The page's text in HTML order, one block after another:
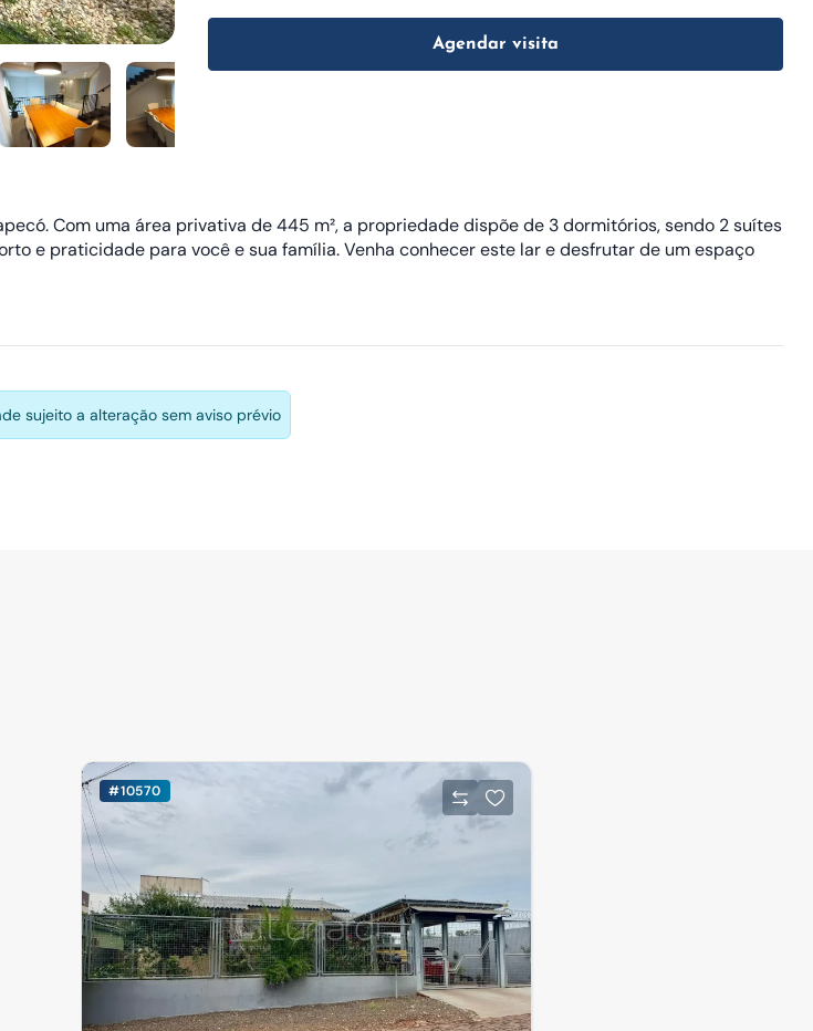
Agendar visita
Com uma área privativa de 445 m², a propriedade dispõe de 3 dormitórios, sendo 2 suítes
e praticidade para você e sua família. Venha conhecer este lar e desfrutar de um espaço
sujeito a alteração sem aviso prévio
#10570